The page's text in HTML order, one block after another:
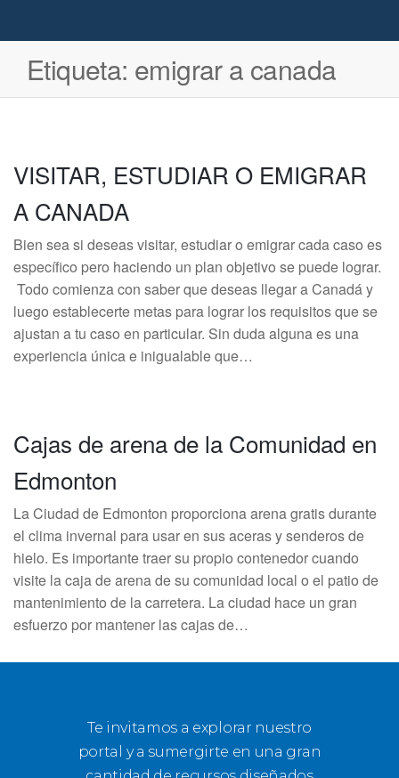
Etiqueta: emigrar a canada
VISITAR, ESTUDIAR O EMIGRAR
A CANADA
Bien sea si deseas visitar, estudiar o emigrar cada caso es
específico pero haciendo un plan objetivo se puede lograr.
Todo comienza con saber que deseas llegar a Canadá y
luego establecerte metas para lograr los requisitos que se
ajustan a tu caso en particular. Sin duda alguna es una
experiencia única e inigualable que…
Cajas de arena de la Comunidad en
Edmonton
La Ciudad de Edmonton proporciona arena gratis durante
el clima invernal para usar en sus aceras y senderos de
hielo. Es importante traer su propio contenedor cuando
visite la caja de arena de su comunidad local o el patio de
mantenimiento de la carretera. La ciudad hace un gran
esfuerzo por mantener las cajas de…
Te invitamos a explorar nuestro
portal y a sumergirte en una gran